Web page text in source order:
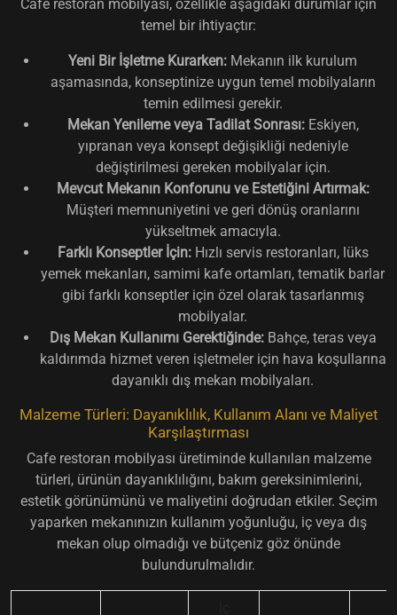
Cafe restoran mobilyası, özellikle aşağıdaki durumlar için
temel bir ihtiyaçtır:
Yeni Bir İşletme Kurarken: Mekanın ilk kurulum
aşamasında, konseptinize uygun temel mobilyaların
temin edilmesi gerekir.
Mekan Yenileme veya Tadilat Sonrası:Eskiyen,
yıpranan veya konsept değişikliği nedeniyle
değiştirilmesi gereken mobilyalar için.
Mevcut Mekanın Konforunu ve Estetiğini Artırmak:
Müşteri memnuniyetini ve geri dönüş oranlarını
yükseltmek amacıyla.
Farklı Konseptler İçin:Hızlı servis restoranları, lüks
yemek mekanları, samimi kafe ortamları, tematik barlar
gibi farklı konseptler için özel olarak tasarlanmış
mobilyalar.
Dış Mekan Kullanımı Gerektiğinde:Bahçe, teras veya
kaldırımda hizmet veren işletmeler için hava koşullarına
dayanıklı dış mekan mobilyaları.
Malzeme Türleri: Dayanıklılık, Kullanım Alanı ve Maliyet
Karşılaştırması
Cafe restoran mobilyası üretiminde kullanılan malzeme
türleri, ürünün dayanıklılığını, bakım gereksinimlerini,
estetik görünümünü ve maliyetini doğrudan etkiler. Seçim
yaparken mekanınızın kullanım yoğunluğu, iç veya dış
mekan olup olmadığı ve bütçeniz göz önünde
bulundurulmalıdır.